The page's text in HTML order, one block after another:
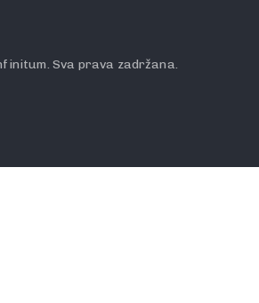
Sva prava zadržana.